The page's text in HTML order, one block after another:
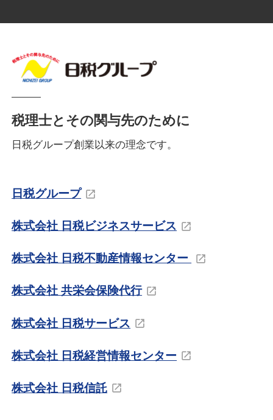
税理士とその関与先のために
日税グループ創業以来の理念です。
日税グループ
株式会社 日税ビジネスサービス
株式会社 日税不動産情報センター
株式会社 共栄会保険代行
株式会社 日税サービス
株式会社 日税経営情報センター
株式会社 日税信託